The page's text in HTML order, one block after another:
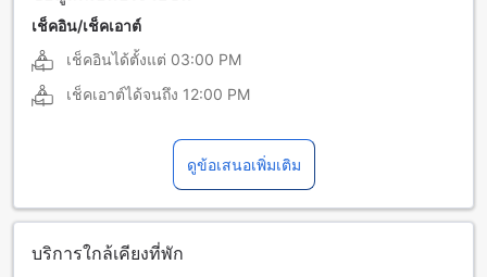
เช็คอิน/เช็คเอาต์
เช็คอินได้ตั้งแต่ 03:00 PM
เช็คเอาต์ได้จนถึง 12:00 PM
ดูข้อเสนอเพิ่มเติม
บริการใกล้เคียงที่พัก